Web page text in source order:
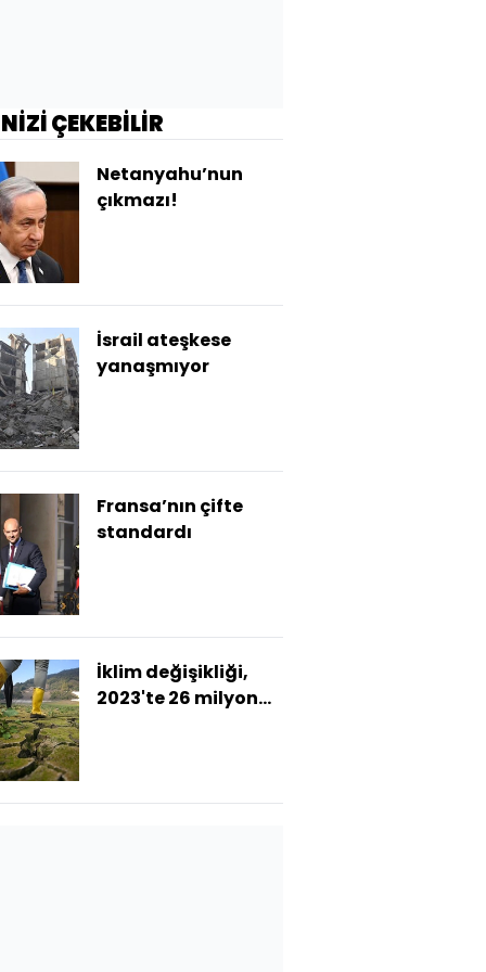
ÇEKEBİLİR
Netanyahu’nun
çıkmazı!
İsrail ateşkese
yanaşmıyor
Fransa’nın çifte
standardı
İklim değişikliği,
2023'te 26 milyon